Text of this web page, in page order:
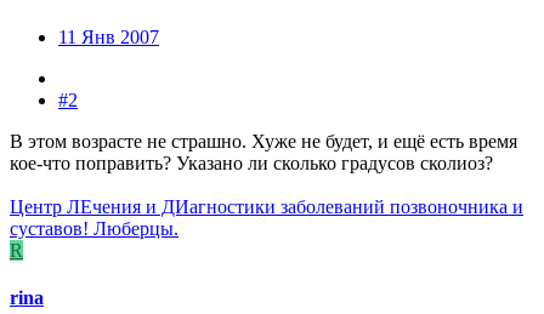
11 Янв 2007
#2
В этом возрасте не страшно. Хуже не будет, и ещё есть время
кое-что поправить? Указано ли сколько градусов сколиоз?
Центр ЛЕчения и ДИагностики заболеваний позвоночника и
суставов! Люберцы.
R
rina